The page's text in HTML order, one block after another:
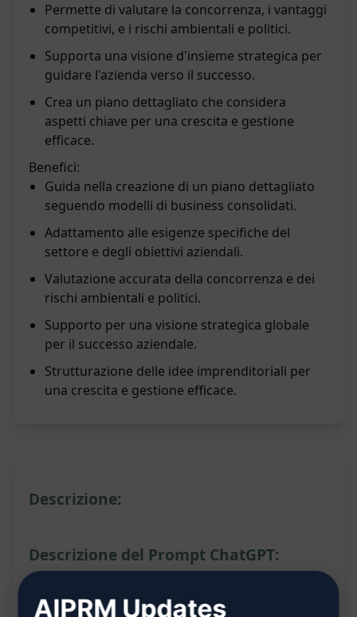
Permette di valutare la concorrenza, i vantaggi
competitivi, e i rischi ambientali e politici.
Supporta una visione d'insieme strategica per
guidare l'azienda verso il successo.
Crea un piano dettagliato che considera
aspetti chiave per una crescita e gestione
efficace.
Benefici:
Guida nella creazione di un piano dettagliato
seguendo modelli di business consolidati.
Adattamento alle esigenze specifiche del
settore e degli obiettivi aziendali.
Valutazione accurata della concorrenza e dei
rischi ambientali e politici.
Supporto per una visione strategica globale
per il successo aziendale.
Strutturazione delle idee imprenditoriali per
una crescita e gestione efficace.
Descrizione:
Descrizione del Prompt ChatGPT:
Il prompt ChatGPT ti permette di creare un piano
AIPRM Updates